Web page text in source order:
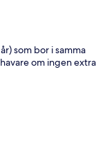
som bor i samma
om ingen extra